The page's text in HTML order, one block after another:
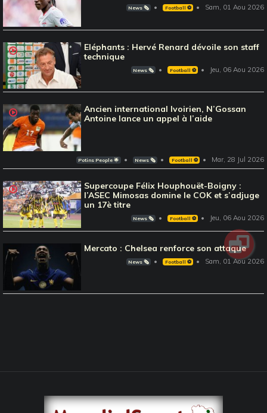
News 🗞️ Football ⚽️ Sam, 01 Aou 2026
Eléphants : Hervé Renard dévoile son staff
technique
News 🗞️ Football ⚽️ Jeu, 06 Aou 2026
Ancien international Ivoirien, N’Gossan
Antoine lance un appel à l’aide
Potins People 🌟 News 🗞️ Football ⚽️ Mar, 28 Jul 2026
Supercoupe Félix Houphouët-Boigny :
l’ASEC Mimosas domine le COK et s’adjuge
un 17è titre
News 🗞️ Football ⚽️ Jeu, 06 Aou 2026
Mercato : Chelsea renforce son attaque
News 🗞️ Football ⚽️ Sam, 01 Aou 2026